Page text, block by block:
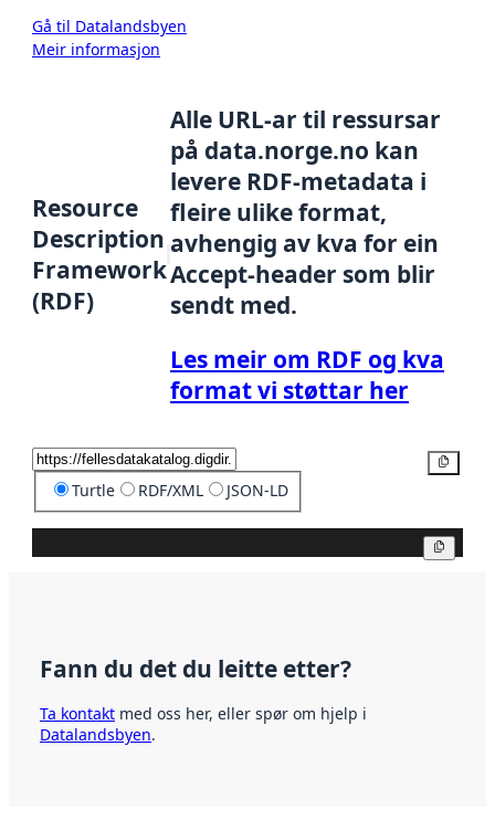
Gå til Datalandsbyen
Meir informasjon
Resource
Description
Framework
(RDF)
Alle URL-ar til ressursar
på data.norge.no kan
levere RDF-metadata i
fleire ulike format,
avhengig av kva for ein
Accept-header som blir
sendt med.
Les meir om RDF og kva
format vi støttar her
Turtle RDF/XML JSON-LD
Fann du det du leitte etter?
Ta kontakt med oss her, eller spør om hjelp i
Datalandsbyen.